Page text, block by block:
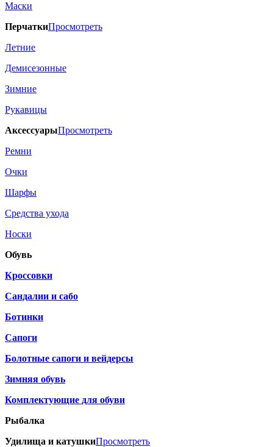
Маски
ПерчаткиПросмотреть
Летние
Демисезонные
Зимние
Рукавицы
АксессуарыПросмотреть
Ремни
Очки
Шарфы
Средства ухода
Носки
Обувь
Кроссовки
Сандалии и сабо
Ботинки
Сапоги
Болотные сапоги и вейдерсы
Зимняя обувь
Комплектующие для обуви
Рыбалка
Удилища и катушкиПросмотреть